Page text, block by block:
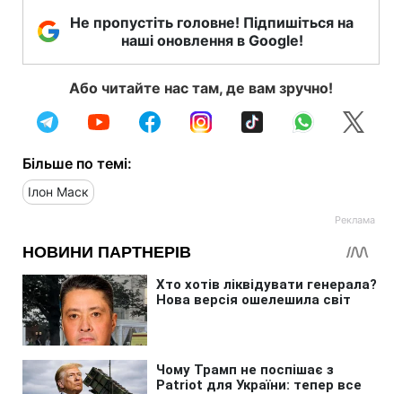
Не пропустіть головне! Підпишіться на
наші оновлення в Google!
Або читайте нас там, де вам зручно!
Більше по темі:
Ілон Маск